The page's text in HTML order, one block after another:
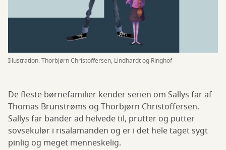
Illustration: Thorbjørn Christoffersen, Lindhardt og Ringhof
De fleste børnefamilier kender serien om Sallys far af
Thomas Brunstrøms og Thorbjørn Christoffersen.
Sallys far bander ad helvede til, prutter og putter
sovsekulør i risalamanden og er i det hele taget sygt
pinlig og meget menneskelig.